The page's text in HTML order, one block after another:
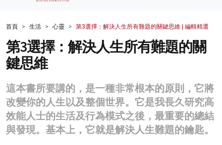
財經
生活
健康
商業
科技
影片
首頁 生活 心靈 第3選擇：解決人生所有難題的關鍵思維 | 編輯精選
第3選擇：解決人生所有難題的關
鍵思維
這本書所要講的，是一種非常根本的原則，它將
改變你的人生以及整個世界。它是我長久研究高
效能人士的生活及行為模式之後，最重要的總結
與發現。基本上，它就是解決人生難題的鑰匙。